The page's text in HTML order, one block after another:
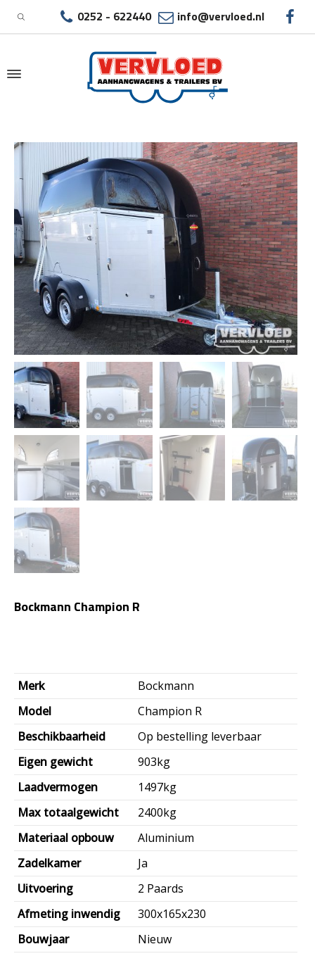
0252 - 622440 info@vervloed.nl
Bockmann Champion R
Merk
Bockmann
Model
Champion R
Beschikbaarheid
Op bestelling leverbaar
Eigen gewicht
903kg
Laadvermogen
1497kg
Max totaalgewicht
2400kg
Materiaal opbouw
Aluminium
Zadelkamer
Ja
Uitvoering
2 Paards
Afmeting inwendig
300x165x230
Bouwjaar
Nieuw